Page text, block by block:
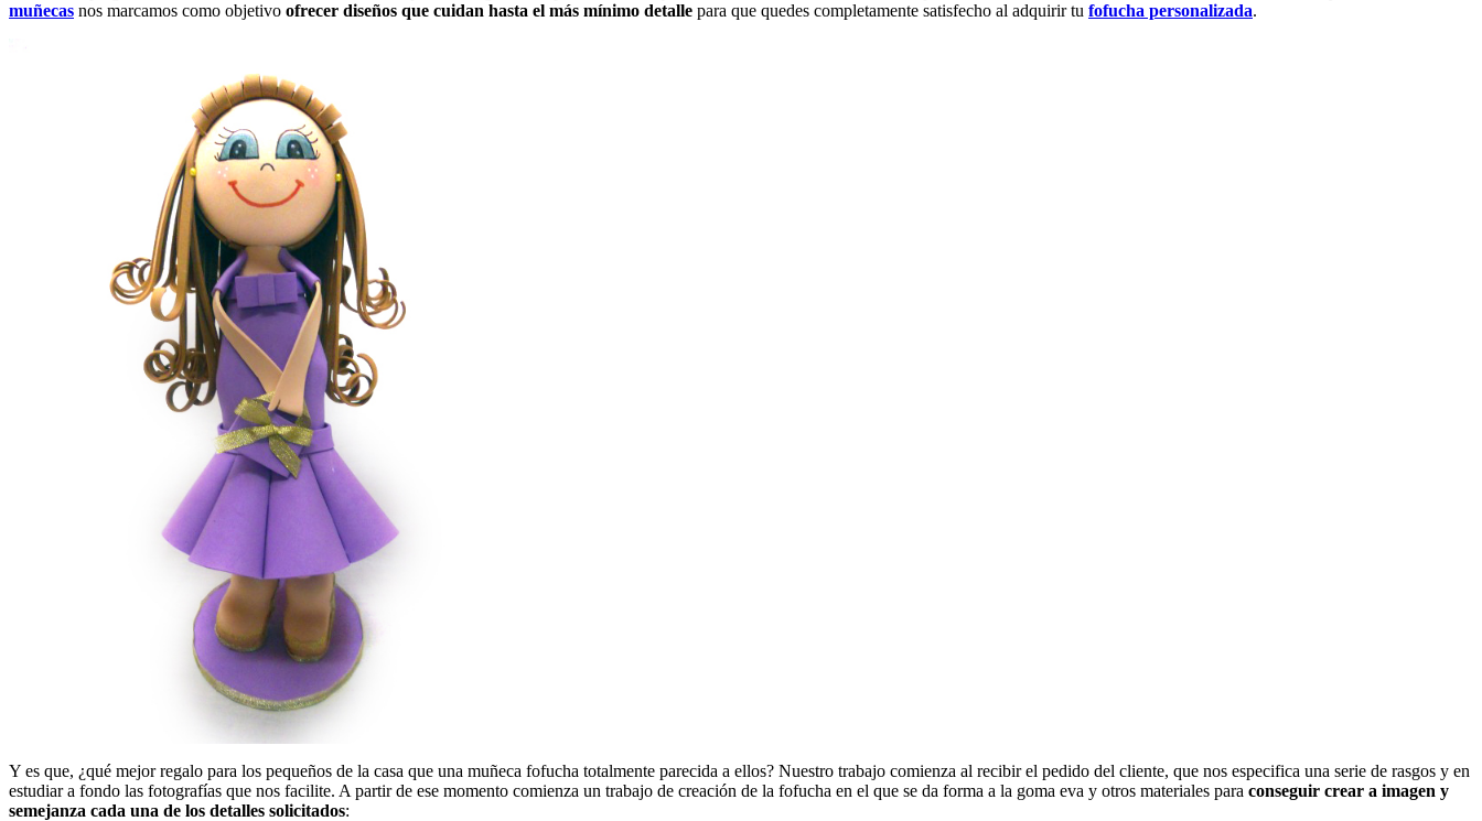
muñecas nos marcamos como objetivo ofrecer diseños que cuidan hasta el más mínimo detalle para que quedes completamente satisfecho al adquirir tu fofucha personalizada.
Y es que, ¿qué mejor regalo para los pequeños de la casa que una muñeca fofucha totalmente parecida a ellos? Nuestro trabajo comienza al recibir el pedido del cliente, que nos especifica una serie de rasgos y en
estudiar a fondo las fotografías que nos facilite. A partir de ese momento comienza un trabajo de creación de la fofucha en el que se da forma a la goma eva y otros materiales para conseguir crear a imagen y
semejanza cada una de los detalles solicitados: